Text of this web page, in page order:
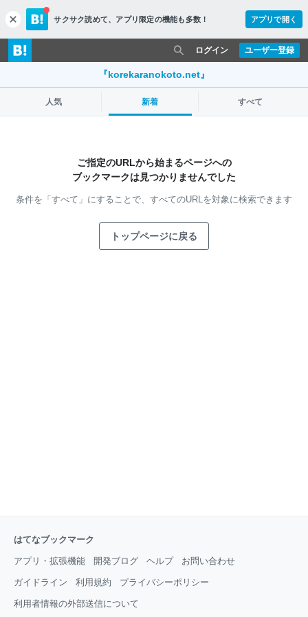
c
l
o
s
サクサク読めて、 アプリ限定の機能も多数！ アプリで開く
ユーザー登録
ログイン
『korekaranokoto.net』
人気 新着 すべて
ご指定のURLから始まるページへの
ブックマークは見つかりませんでした
条件を「すべて」にすることで、 すべてのURLを対象に検索できます
トップページに戻る
はてなブックマーク
アプリ・拡張機能 開発ブログ ヘルプ お問い合わせ
ガイドライン 利用規約 プライバシーポリシー
利用者情報の外部送信について